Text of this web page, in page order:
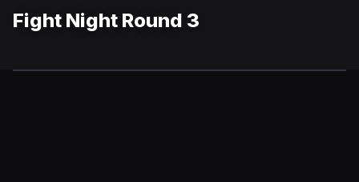
Fight Night Round 3